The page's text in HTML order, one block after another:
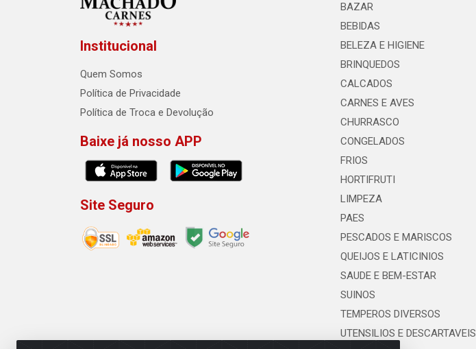
Institucional
Quem Somos
Política de Privacidade
Política de Troca e Devolução
Baixe já nosso APP
Site Seguro
BAZAR
BEBIDAS
BELEZA E HIGIENE
BRINQUEDOS
CALCADOS
CARNES E AVES
CHURRASCO
CONGELADOS
FRIOS
HORTIFRUTI
LIMPEZA
PAES
PESCADOS E MARISCOS
QUEIJOS E LATICINIOS
SAUDE E BEM-ESTAR
SUINOS
TEMPEROS DIVERSOS
UTENSILIOS E DESCARTAVEIS